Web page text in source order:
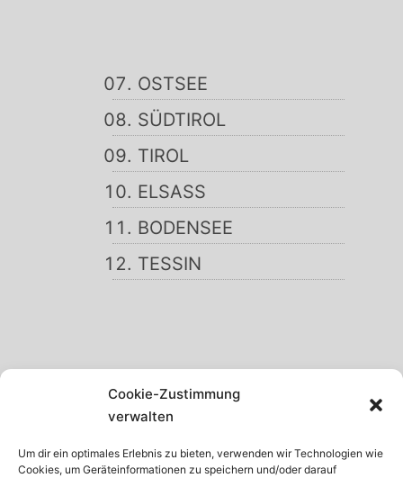
Cookie-Zustimmung
verwalten
Um dir ein optimales Erlebnis zu bieten, verwenden wir Technologien wie
Cookies, um Geräteinformationen zu speichern und/oder darauf
OSTSEE
SÜDTIROL
TIROL
ELSASS
BODENSEE
TESSIN
SCHWARZWALD
GARDASEE
MADEIRA